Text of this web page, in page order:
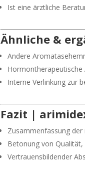
Ist eine ärztliche
Ähnliche &
Andere
Hormontherapeutische
Interne Verlinkung zur
Fazit |
Zusammenfassung
Betonung von
Vertrauensbildender